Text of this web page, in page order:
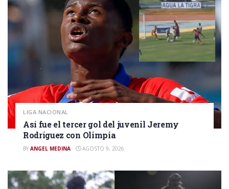
LIGA NACIONAL
Así fue el tercer gol del juvenil Jeremy
Rodríguez con Olimpia
BY ANGEL MEDINA AGOSTO 9, 2026